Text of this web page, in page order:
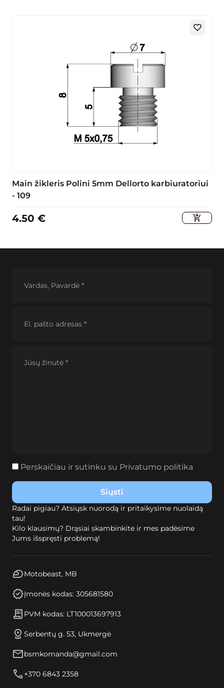
Main žikleris Polini 5mm Dellorto karbiuratoriui
- 109
4.50 €
Radai pigiau? Atsiųsk nuorodą ir pritaikysime nuolaidą
tau!
Kilo klausimų? Drąsiai skambinkite ir mes padėsime
Jums išspręsti problemą!
Motobeast, MB
Įmonės kodas: 305681580
PVM kodas: LT100013697913
Serbentų g. 53, Ukmergė
bsmkomanda@gmail.com
+370 6843 2358
Perskaičiau ir sutinku su Privatumo politika